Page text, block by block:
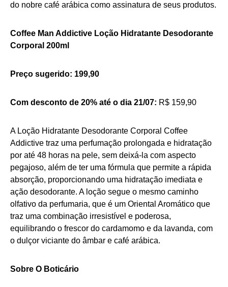
do nobre café arábica como assinatura de seus produtos.
Coffee Man Addictive Loção Hidratante Desodorante
Corporal 200ml
Preço sugerido: 199,90
Com desconto de 20% até o dia 21/07: R$ 159,90
A Loção Hidratante Desodorante Corporal Coffee
Addictive traz uma perfumação prolongada e hidratação
por até 48 horas na pele, sem deixá-la com aspecto
pegajoso, além de ter uma fórmula que permite a rápida
absorção, proporcionando uma hidratação imediata e
ação desodorante. A loção segue o mesmo caminho
olfativo da perfumaria, que é um Oriental Aromático que
traz uma combinação irresistível e poderosa,
equilibrando o frescor do cardamomo e da lavanda, com
o dulçor viciante do âmbar e café arábica.
Sobre O Boticário